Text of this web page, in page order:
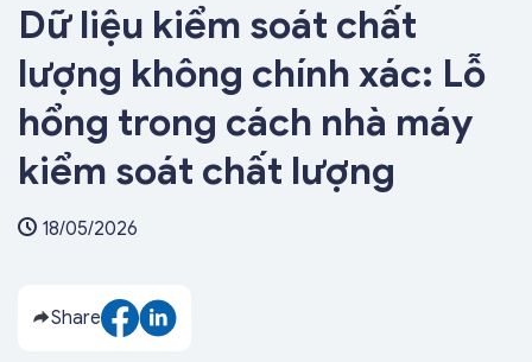
Dữ liệu kiểm soát chất
lượng không chính xác: Lỗ
hổng trong cách nhà máy
kiểm soát chất lượng
18/05/2026
Share